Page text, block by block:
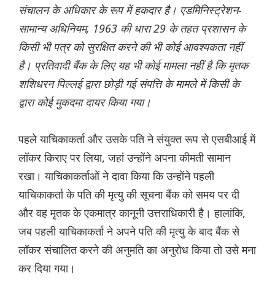
संचालन के अधिकार के रूप में हकदार है। एडमिनिस्ट्रेशन-
सामान्य अधिनियम, 1963 की धारा 29 के तहत प्रशासन के
किसी भी पत्र को सुरक्षित करने की भी कोई आवश्यकता नहीं
है। प्रतिवादी बैंक के लिए यह भी कोई मामला नहीं है कि मृतक
शशिधरन पिल्लई द्वारा छोड़ी गई संपत्ति के मामले में किसी के
द्वारा कोई मुकदमा दायर किया गया।
पहले याचिकाकर्ता और उसके पति ने संयुक्त रूप से एसबीआई में
लॉकर किराए पर लिया, जहां उन्होंने अपना कीमती सामान
रखा। याचिकाकर्ताओं ने दावा किया कि उन्होंने पहली
याचिकाकर्ता के पति की मृत्यु की सूचना बैंक को समय पर दी
और वह मृतक के एकमात्र कानूनी उत्तराधिकारी है। हालांकि,
जब पहली याचिकाकर्ता ने अपने पति की मृत्यु के बाद बैंक से
लॉकर संचालित करने की अनुमति का अनुरोध किया तो उसे मना
कर दिया गया।